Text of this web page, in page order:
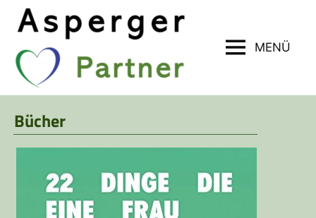
Inhalt
springen
ASPERGER-
PARTNER*INNEN
MENÜ
Bücher